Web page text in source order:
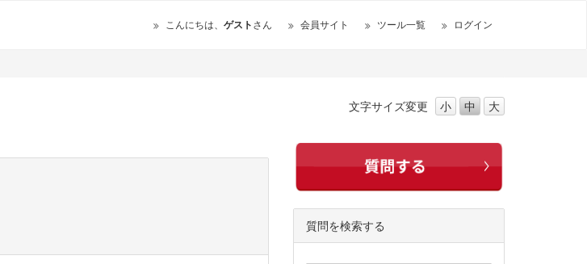
こんにちは、 ゲストさん 会員サイト ツール一覧 ログイン
文字サイズ変更 小 中 大
質問を検索する